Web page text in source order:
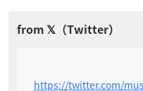
https://twitter.com/